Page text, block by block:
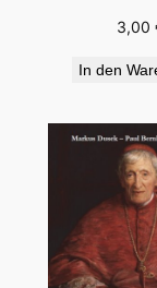
3,00
In den